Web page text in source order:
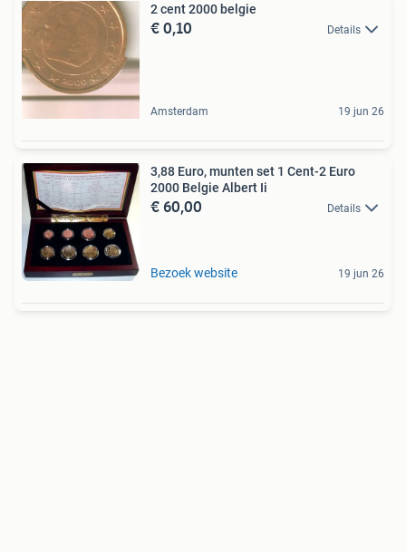
2 cent 2000 belgie
€ 0,10 Details
Amsterdam 19 jun 26
3,88 Euro, munten set 1 Cent-2 Euro
2000 Belgie Albert Ii
€ 60,00 Details
Bezoek website 19 jun 26